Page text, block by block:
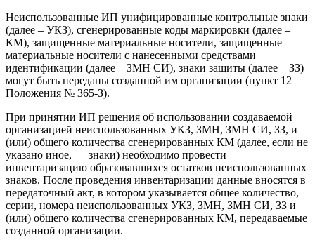
Неиспользованные ИП унифицированные контрольные знаки
(далее – УКЗ), сгенерированные коды маркировки (далее –
КМ), защищенные материальные носители, защищенные
материальные носители с нанесенными средствами
идентификации (далее – ЗМН СИ), знаки защиты (далее – ЗЗ)
могут быть переданы созданной им организации (пункт 12
Положения № 365-З).
При принятии ИП решения об использовании создаваемой
организацией неиспользованных УКЗ, ЗМН, ЗМН СИ, ЗЗ, и
(или) общего количества сгенерированных КМ (далее, если не
указано иное, — знаки) необходимо провести
инвентаризацию образовавшихся остатков неиспользованных
знаков. После проведения инвентаризации данные вносятся в
передаточный акт, в котором указывается общее количество,
серии, номера неиспользованных УКЗ, ЗМН, ЗМН СИ, ЗЗ и
(или) общего количества сгенерированных КМ, передаваемые
созданной организации.